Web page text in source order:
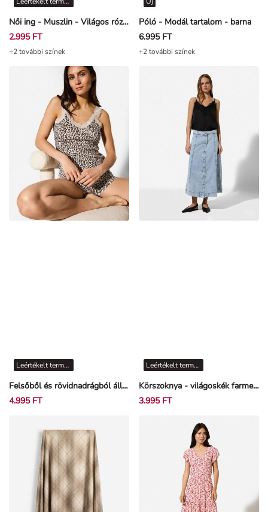
Női ing - Muszlin - Világos rózsaszín
2.995 FT
+2 további színek
Póló - Modál tartalom - barna
6.995 FT
+2 további színek
Felsőből és rövidnadrágból álló pizsama szett - Elszórt mintás - Bézs
Leértékelt termékek
4.995 FT
Körszoknya - világoskék farmer - Világoskék
Leértékelt termékek
3.995 FT